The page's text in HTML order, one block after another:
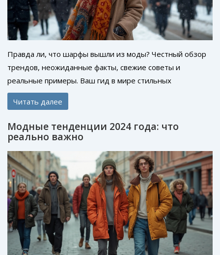
Правда ли, что шарфы вышли из моды? Честный обзор
трендов, неожиданные факты, свежие советы и
реальные примеры. Ваш гид в мире стильных
аксессуаров.
Читать далее
Модные тенденции 2024 года: что
реально важно